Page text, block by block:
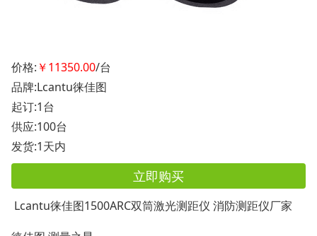
价格: ￥11350.00/台
品牌:Lcantu徕佳图
起订:1台
供应:100台
发货:1天内
立即购买
Lcantu徕佳图1500ARC双筒激光测距仪 消防测距仪厂家